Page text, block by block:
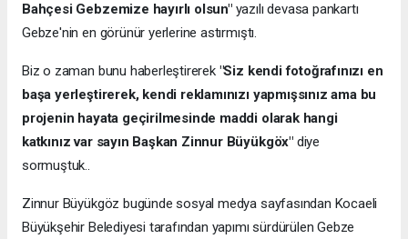
Bahçesi Gebzemize hayırlı olsun"yazılı devasa pankartı
Gebze'nin en görünür yerlerine astırmıştı.
Biz o zaman bunu haberleştirerek "Siz kendi fotoğrafınızı en
başa yerleştirerek, kendi reklamınızı yapmışsınız ama bu
projenin hayata geçirilmesinde maddi olarak hangi
katkınız var sayın Başkan Zinnur Büyükgöx" diye
sormuştuk..
Zinnur Büyükgöz bugünde sosyal medya sayfasından Kocaeli
Büyükşehir Belediyesi tarafından yapımı sürdürülen Gebze